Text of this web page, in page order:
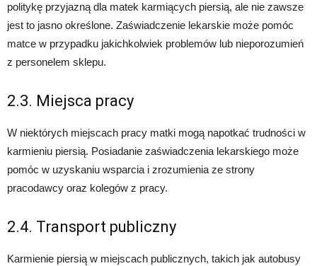
politykę przyjazną dla matek karmiących piersią, ale nie zawsze
jest to jasno określone. Zaświadczenie lekarskie może pomóc
matce w przypadku jakichkolwiek problemów lub nieporozumień
z personelem sklepu.
2.3. Miejsca pracy
W niektórych miejscach pracy matki mogą napotkać trudności w
karmieniu piersią. Posiadanie zaświadczenia lekarskiego może
pomóc w uzyskaniu wsparcia i zrozumienia ze strony
pracodawcy oraz kolegów z pracy.
2.4. Transport publiczny
Karmienie piersią w miejscach publicznych, takich jak autobusy